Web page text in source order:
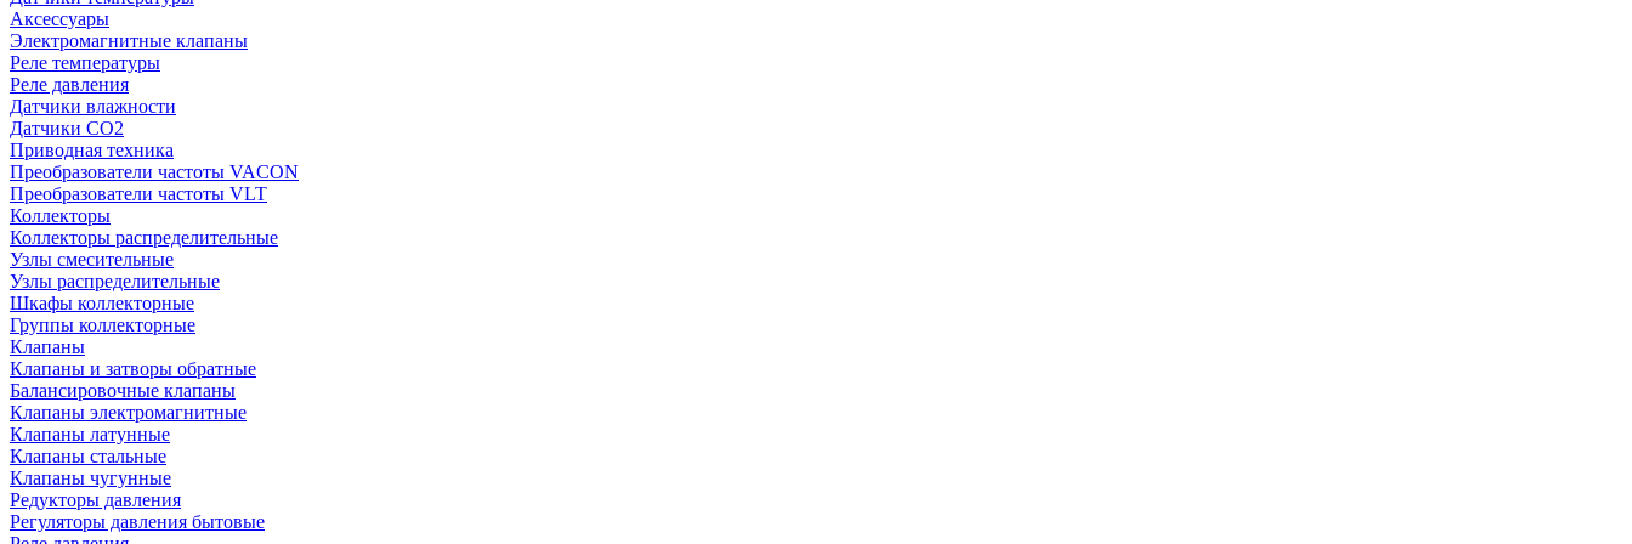
Аксессуары
Электромагнитные клапаны
Реле температуры
Реле давления
Датчики влажности
Датчики CO2
Приводная техника
Преобразователи частоты VACON
Преобразователи частоты VLT
Коллекторы
Коллекторы распределительные
Узлы смесительные
Узлы распределительные
Шкафы коллекторные
Группы коллекторные
Клапаны
Клапаны и затворы обратные
Балансировочные клапаны
Клапаны электромагнитные
Клапаны латунные
Клапаны стальные
Клапаны чугунные
Редукторы давления
Регуляторы давления бытовые